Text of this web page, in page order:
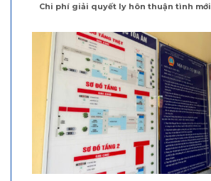
Chi phí giải quyết ly hôn thuận tình